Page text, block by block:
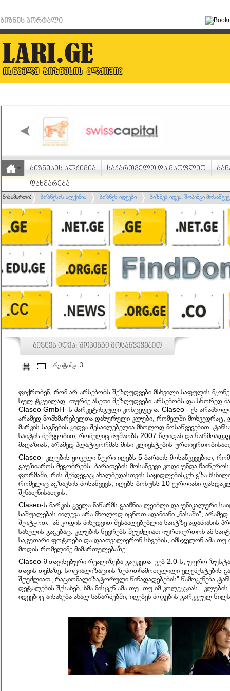
ბიზნეს პორტალი
ბიზნესის ალქიმია საქართველო და მსოფლიო
დახმარება
მისამართი: ბიზნესის ალქიმია ბიზნეს იდეები ბიზნეს იდეა: შოპინგი
| რეიტინგი 3
ფიქრობენ, რომ არ არსებობს შეზღუდვები მსხვილი საფულის მქონე
სულ ტყუილად. თურმე ასეთი შეზღუდვები არსებობს და სწორედ
Claseo GmbH -ს მარკეტინგული კონცეფცია. Claseo - ეს
არამედ მომხმარებელთა დახურული კლუბი, რომელში მოხვედრაც,
მარკის საგნების ყიდვა შესაძლებელია მხოლოდ მოსაწვევებით.
საიტის მეშვეობით, რომელიც მუშაობს 2007 წლიდან და
მაღაზიას, არამედ პლატფორმას მისი კლიენტების
Claseo- კლუბის ყოველი წევრი იღებს 5 ბარათს მოსაწვევებით,
გაუზიაროს მეგობრებს. ბარათების მოსაწვევი კოდი უნდა
ფორმაში, რის შემდეგაც ახალბედასთვის საყიდლებისკენ გზა
რომელიც აგზავნის მოსაწვევს, იღებს ბონუსს 10 ევროიანი
შენაძენისათვის.
Claseo-ს მარკის ყველა ნაწარმს გააჩნია ლეიბლი და უნიკალური
საშუალებას იძლევა არა მხოლოდ იცნოთ ადამიანი „მასაში",
შეიტყოთ. ამ კოდის მიხედვით შესაძლებებლია საიტზე ადამიანის
სახელის გაგებაც. კლუბის წევრებს შეუძლიათ იურთიერთონ ამ
საკუთარი ფოტოები და დაათვალიერონ სხვების, იმსჯელონ ამა
მოდის რომელიმე მიმართულებაზე.
Claseo-მ თავისებური რეალიზება გაუკეთა ვებ 2.0-ს, უფრო
თავის თემაზე. სოციალიზაციის ზემოთჩამოთვლილი ელემენტების
შეუძლიათ „რაციონალიზატორული წინადადებების" წამოყენება
დეტალების შესახებ, ხმა მისცენ ამა თუ თუ იმ კოლექციას..
იდეებიც აისახება ახალ ნაწარმებში, იღებენ მოგების გარკვეულ